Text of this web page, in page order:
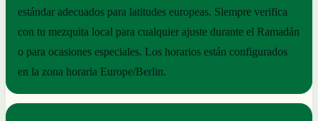
estándar adecuados para latitudes europeas. Siempre verifica
con tu mezquita local para cualquier ajuste durante el Ramadán
o para ocasiones especiales. Los horarios están configurados
en la zona horaria Europe/Berlin.